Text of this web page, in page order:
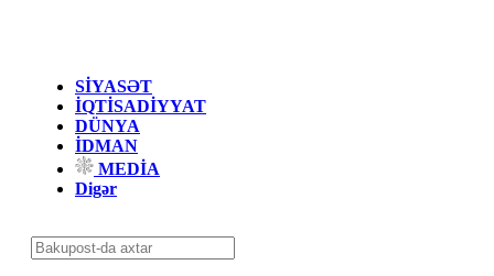
SİYASƏT
İQTİSADİYYAT
DÜNYA
İDMAN
MEDİA
Digər